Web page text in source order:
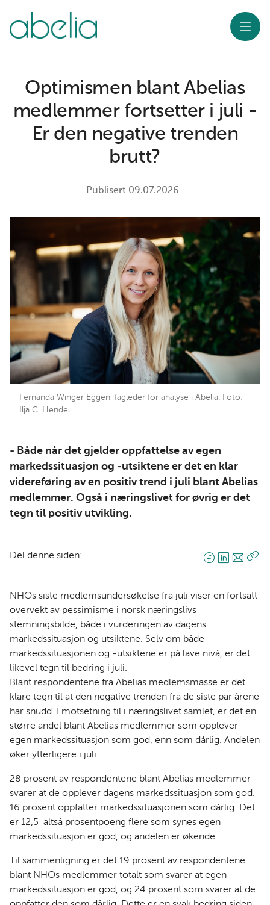
Meny
Optimismen blant Abelias
medlemmer fortsetter i juli -
Er den negative trenden
brutt?
Publisert 09.07.2026
Fernanda Winger Eggen, fagleder for analyse i Abelia. Foto:
Ilja C. Hendel
- Både når det gjelder oppfattelse av egen
markedssituasjon og -utsiktene er det en klar
videreføring av en positiv trend i juli blant Abelias
medlemmer. Også i næringslivet for øvrig er det
tegn til positiv utvikling.
Del denne siden:
F
c
b
o
o
L
n
I
E
p
NHOs siste medlemsundersøkelse fra juli viser en fortsatt
overvekt av pessimisme i norsk næringslivs
stemningsbilde, både i vurderingen av dagens
markedssituasjon og utsiktene. Selv om både
markedssituasjonen og -utsiktene er på lave nivå, er det
likevel tegn til bedring i juli.
Blant respondentene fra Abelias medlemsmasse er det
klare tegn til at den negative trenden fra de siste par årene
har snudd. I motsetning til i næringslivet samlet, er det en
større andel blant Abelias medlemmer som opplever
egen markedssituasjon som god, enn som dårlig. Andelen
øker ytterligere i juli.
28 prosent av respondentene blant Abelias medlemmer
svarer at de opplever dagens markedssituasjon som god.
16 prosent oppfatter markedssituasjonen som dårlig. Det
er 12,5 altså prosentpoeng flere som synes egen
markedssituasjon er god, og andelen er økende.
Til sammenligning er det 19 prosent av respondentene
blant NHOs medlemmer totalt som svarer at egen
markedssituasjon er god, og 24 prosent som svarer at de